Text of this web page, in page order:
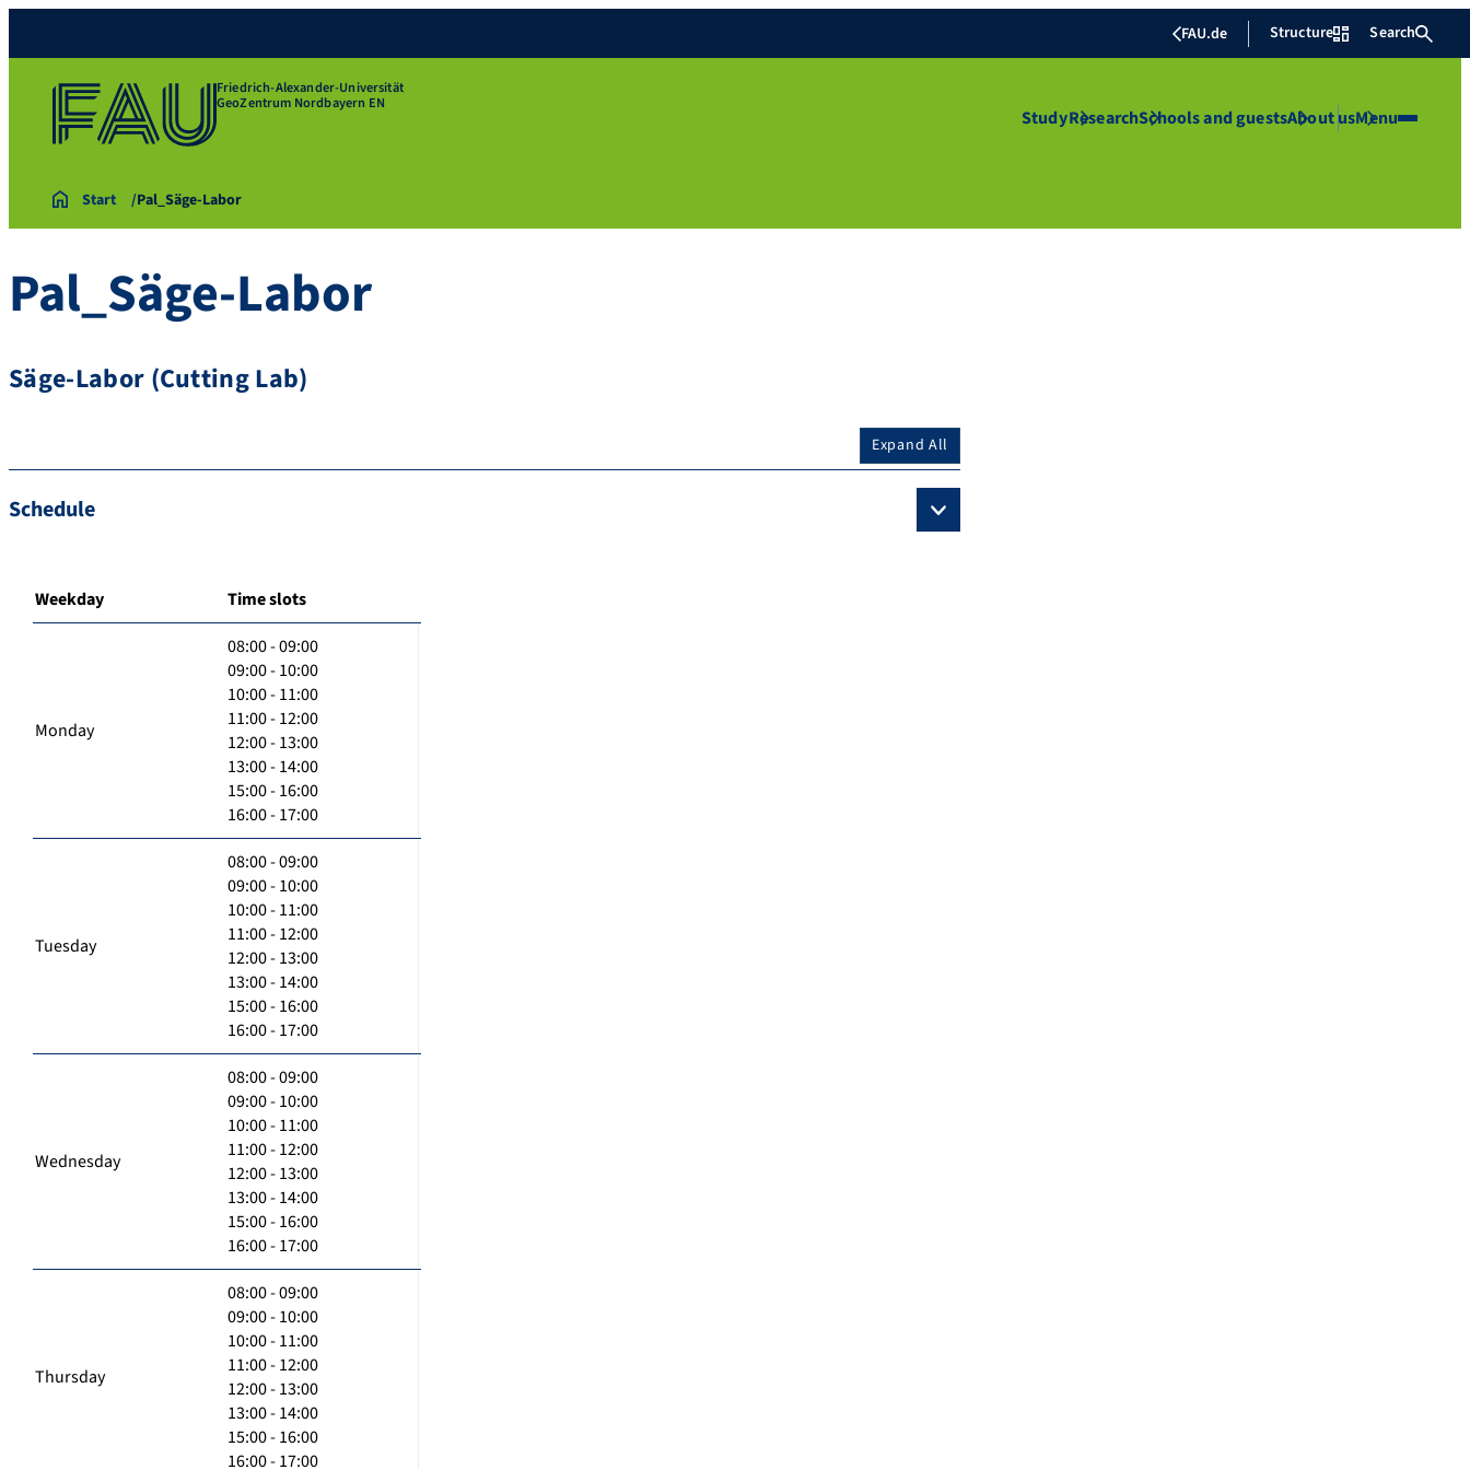
FAU.de Structure Search
Friedrich-Alexander-Universität
GeoZentrum Nordbayern EN
StudyResearchSchools and guestsAbout usMenu
Start Pal_Säge-Labor
Pal_Säge-Labor
Säge-Labor (Cutting Lab)
Expand All
Schedule
Weekday Time slots
Monday
08:00 - 09:00
09:00 - 10:00
10:00 - 11:00
11:00 - 12:00
12:00 - 13:00
13:00 - 14:00
15:00 - 16:00
16:00 - 17:00
Tuesday
08:00 - 09:00
09:00 - 10:00
10:00 - 11:00
11:00 - 12:00
12:00 - 13:00
13:00 - 14:00
15:00 - 16:00
16:00 - 17:00
Wednesday
08:00 - 09:00
09:00 - 10:00
10:00 - 11:00
11:00 - 12:00
12:00 - 13:00
13:00 - 14:00
15:00 - 16:00
16:00 - 17:00
Thursday
08:00 - 09:00
09:00 - 10:00
10:00 - 11:00
11:00 - 12:00
12:00 - 13:00
13:00 - 14:00
15:00 - 16:00
16:00 - 17:00